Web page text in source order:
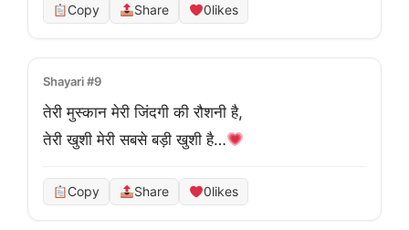
Copy Share 0likes
Shayari #9
तेरी मुस्कान मेरी जिंदगी की रौशनी है,
तेरी खुशी मेरी सबसे बड़ी खुशी है…
Copy Share 0likes